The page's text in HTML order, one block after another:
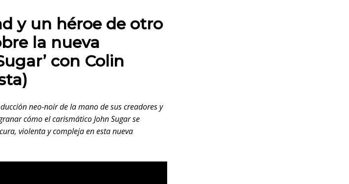
y un héroe de otro
la nueva
con Colin
neo-noir de la mano de sus creadores y
cómo el carismático John Sugar se
violenta y compleja en esta nueva